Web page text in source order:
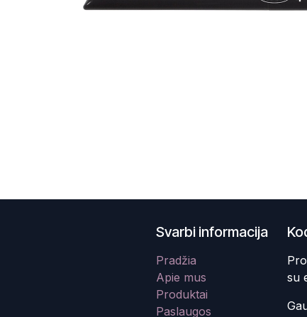
su
Svarbi informacija
Pradžia
Apie mus
Produktai
Paslaugos